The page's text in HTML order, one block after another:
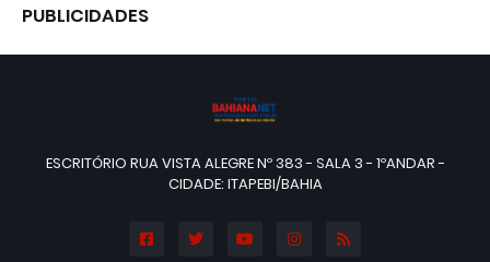
PUBLICIDADES
ESCRITÓRIO RUA VISTA ALEGRE Nº 383 - SALA 3 - 1ºANDAR -
CIDADE: ITAPEBI/BAHIA